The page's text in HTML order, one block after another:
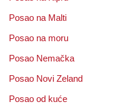
Posao na Malti
Posao na moru
Posao Nemačka
Posao Novi Zeland
Posao od kuće